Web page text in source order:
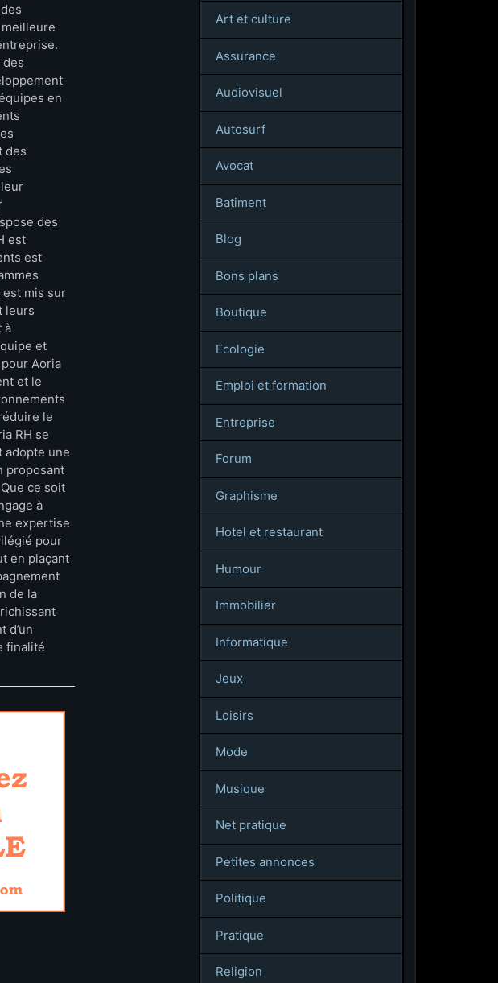
des
en
des
des
est
est
est mis sur
leurs
à
et
Aoria
et le
le
RH se
adopte une
proposant
ce soit
à
expertise
pour
en plaçant
de la
d’un
finalité
Art et culture
Assurance
Audiovisuel
Autosurf
Avocat
Batiment
Blog
Bons plans
Boutique
Ecologie
Emploi et formation
Entreprise
Forum
Graphisme
Hotel et restaurant
Humour
Immobilier
Informatique
Jeux
Loisirs
Mode
Musique
Net pratique
Petites annonces
Politique
Pratique
Religion